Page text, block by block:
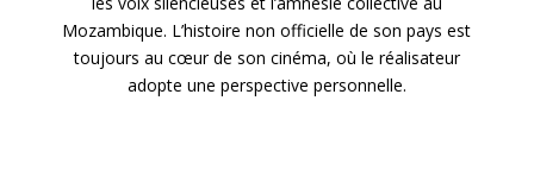
Mozambique. L’histoire non officielle de son pays est
toujours au cœur de son cinéma, où le réalisateur
adopte une perspective personnelle.